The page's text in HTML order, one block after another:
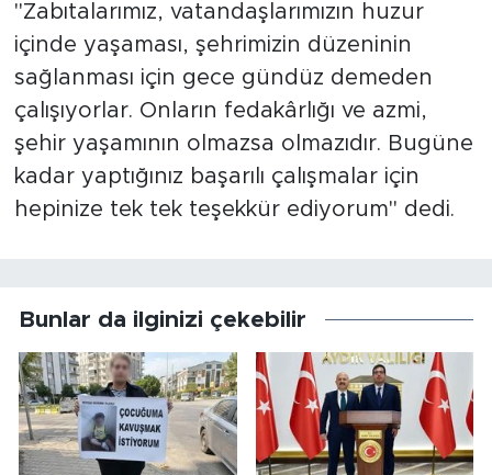
"Zabıtalarımız, vatandaşlarımızın huzur
içinde yaşaması, şehrimizin düzeninin
sağlanması için gece gündüz demeden
çalışıyorlar. Onların fedakârlığı ve azmi,
şehir yaşamının olmazsa olmazıdır. Bugüne
kadar yaptığınız başarılı çalışmalar için
hepinize tek tek teşekkür ediyorum" dedi.
Bunlar da ilginizi çekebilir